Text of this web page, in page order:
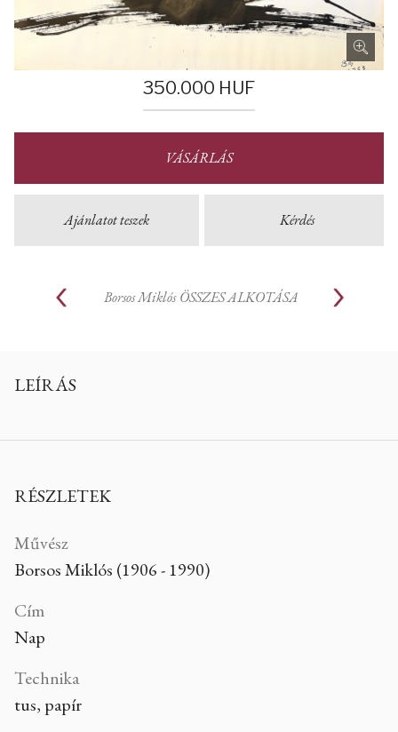
350.000 HUF
VÁSÁRLÁS
Ajánlatot teszek Kérdés
Borsos Miklós ÖSSZES ALKOTÁSA
LEÍRÁS
RÉSZLETEK
Művész
Borsos Miklós (1906 - 1990)
Cím
Nap
Technika
tus, papír